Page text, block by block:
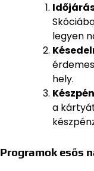
legyen
hely.
a
Programok esős